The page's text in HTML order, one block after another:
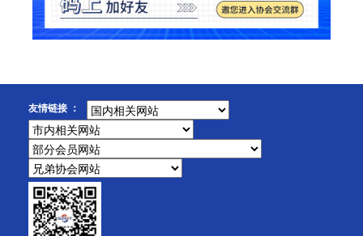
友情链接 ：